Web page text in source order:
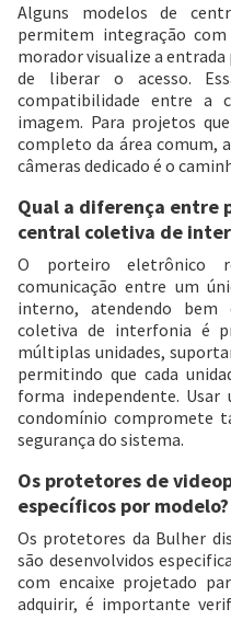
Alguns modelos de
permitem integração
morador visualize a
de liberar o acesso.
compatibilidade entre a
imagem. Para projetos
completo da área comum,
câmeras dedicado é o
Qual a diferença entre
central coletiva de
O porteiro eletrônico
comunicação entre um
interno, atendendo bem
coletiva de interfonia é
múltiplas unidades,
permitindo que cada
forma independente.
condomínio compromete
segurança do sistema.
Os protetores de
específicos por modelo?
Os protetores da Bulher
são desenvolvidos
com encaixe projetado
adquirir, é importante